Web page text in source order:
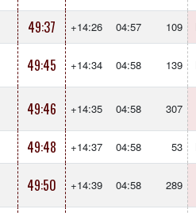
49:37 +14:26 04:57 109
49:45 +14:34 04:58 139
49:46 +14:35 04:58 307
49:48 +14:37 04:58 53
49:50 +14:39 04:58 289